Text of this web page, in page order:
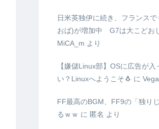
日米英独伊に続き、フランス
おば)が増加中 G7は大こどお
MiCA_m より
【嫌儲Linux部】OSに広告が入
い？Linuxへようこそ🐧 に
FF最高のBGM、FF9の「独り
るｗｗ に 匿名 より